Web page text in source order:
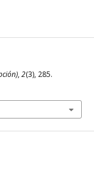
,2(3), 285.